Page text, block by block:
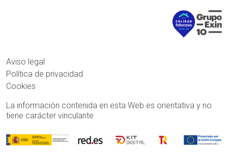
Aviso legal
Política de privacidad
Cookies
La información contenida en esta Web es orientativa y no
tiene carácter vinculante